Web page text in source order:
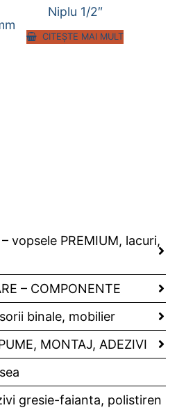
Niplu 1/2″
CITEȘTE MAI MULT
vopsele PREMIUM, lacuri,
– COMPONENTE
binale, mobilier
MONTAJ, ADEZIVI
gresie-faianta, polistiren